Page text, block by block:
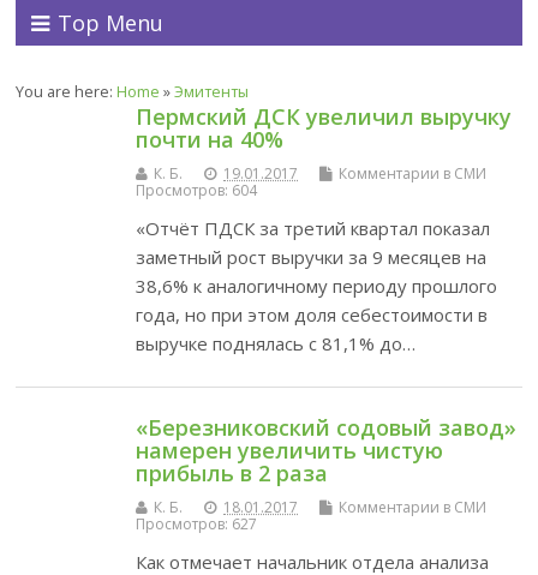
Top Menu
You are here: Home »Эмитенты
Пермский ДСК увеличил выручку
почти на 40%
К. Б. 19.01.2017
Комментарии в СМИ
Просмотров: 604
«Отчёт ПДСК за третий квартал показал
заметный рост выручки за 9 месяцев на
38,6% к аналогичному периоду прошлого
года, но при этом доля себестоимости в
выручке поднялась с 81,1% до…
«Березниковский содовый завод»
намерен увеличить чистую
прибыль в 2 раза
К. Б. 18.01.2017
Комментарии в СМИ
Просмотров: 627
Как отмечает начальник отдела анализа